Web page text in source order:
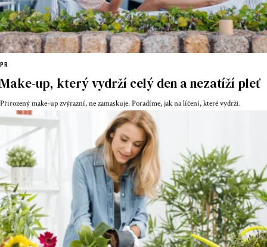
PR
Make-up, který vydrží celý den a nezatíží pleť
Přirozený make-up zvýrazní, ne zamaskuje. Poradíme, jak na líčení, které vydrží.